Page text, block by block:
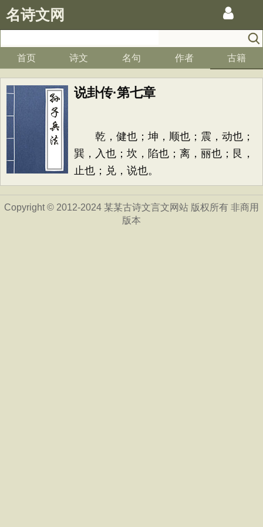
名诗文网
首页 诗文 名句 作者 古籍
说卦传·第七章
乾，健也；坤，顺也；震，动也；
巽，入也；坎，陷也；离，丽也；艮，
止也；兑，说也。
Copyright © 2012-2024 某某古诗文言文网站 版权所有 非商用
版本